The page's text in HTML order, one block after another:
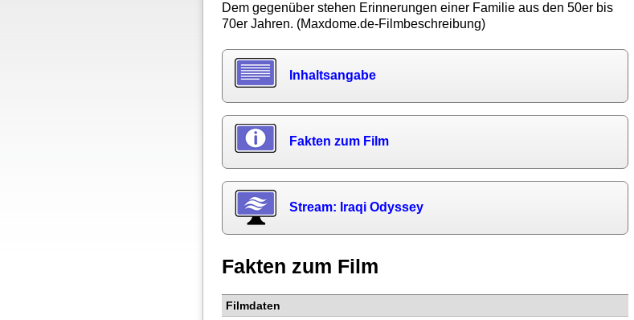
Dem gegenüber stehen Erinnerungen einer Familie aus den 50er bis
70er Jahren. (Maxdome.de-Filmbeschreibung)
Inhaltsangabe
Fakten zum Film
Stream: Iraqi Odyssey
Fakten zum Film
Filmdaten